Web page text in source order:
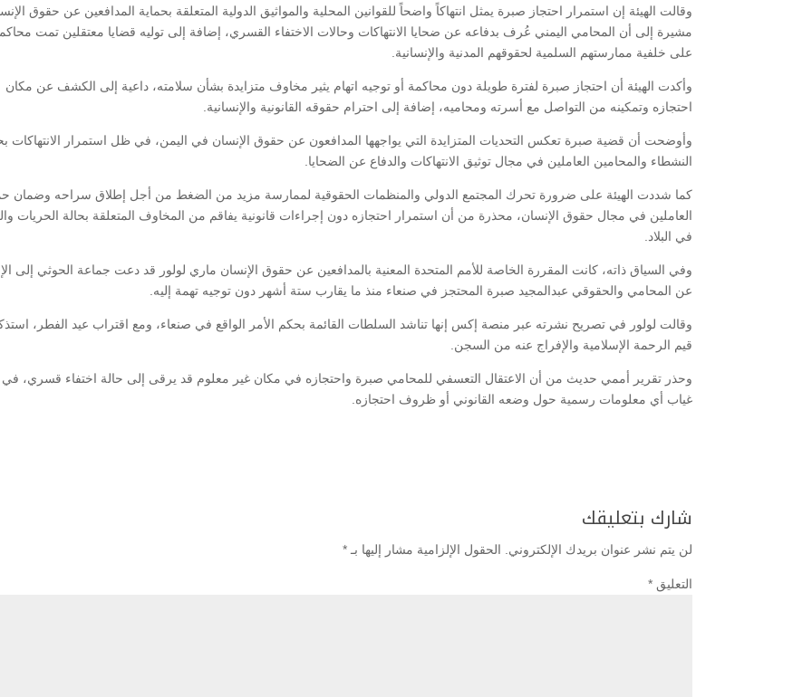
وقالت الهيئة إن استمرار احتجاز صبرة يمثل انتهاكاً واضحاً للقوانين المحلية والمواثيق الدولية المتعلقة بحماية المدافعين عن حقوق
مشيرة إلى أن المحامي اليمني عُرف بدفاعه عن ضحايا الانتهاكات وحالات الاختفاء القسري، إضافة إلى توليه قضايا معتقلين تمت
على خلفية ممارستهم السلمية لحقوقهم المدنية والإنسانية.
وأكدت الهيئة أن احتجاز صبرة لفترة طويلة دون محاكمة أو توجيه اتهام يثير مخاوف متزايدة بشأن سلامته، داعية إلى الكشف عن مكان
احتجازه وتمكينه من التواصل مع أسرته ومحاميه، إضافة إلى احترام حقوقه القانونية والإنسانية.
وأوضحت أن قضية صبرة تعكس التحديات المتزايدة التي يواجهها المدافعون عن حقوق الإنسان في اليمن، في ظل استمرار الانتهاكات
النشطاء والمحامين العاملين في مجال توثيق الانتهاكات والدفاع عن الضحايا.
كما شددت الهيئة على ضرورة تحرك المجتمع الدولي والمنظمات الحقوقية لممارسة مزيد من الضغط من أجل إطلاق سراحه وضمان
العاملين في مجال حقوق الإنسان، محذرة من أن استمرار احتجازه دون إجراءات قانونية يفاقم من المخاوف المتعلقة بحالة الحريات
في البلاد.
وفي السياق ذاته، كانت المقررة الخاصة للأمم المتحدة المعنية بالمدافعين عن حقوق الإنسان ماري لولور قد دعت جماعة الحوثي إلى
عن المحامي والحقوقي عبدالمجيد صبرة المحتجز في صنعاء منذ ما يقارب ستة أشهر دون توجيه تهمة إليه.
وقالت لولور في تصريح نشرته عبر منصة إكس إنها تناشد السلطات القائمة بحكم الأمر الواقع في صنعاء، ومع اقتراب عيد الفطر،
قيم الرحمة الإسلامية والإفراج عنه من السجن.
وحذر تقرير أممي حديث من أن الاعتقال التعسفي للمحامي صبرة واحتجازه في مكان غير معلوم قد يرقى إلى حالة اختفاء قسري،
غياب أي معلومات رسمية حول وضعه القانوني أو ظروف احتجازه.
شارك بتعليقك
لن يتم نشر عنوان بريدك الإلكتروني. الحقول الإلزامية مشار إليها بـ *
التعليق *